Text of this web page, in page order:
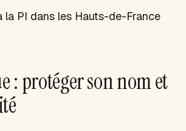
la PI dans les Hauts-de-France
: protéger son nom et